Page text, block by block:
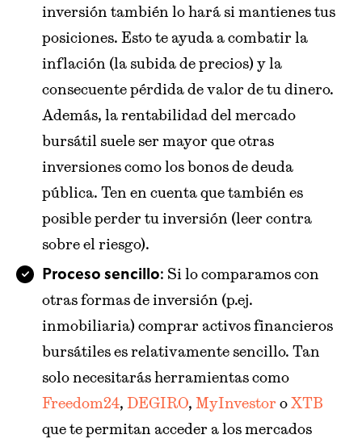
inversión también lo hará si mantienes tus
posiciones. Esto te ayuda a combatir la
inflación (la subida de precios) y la
consecuente pérdida de valor de tu dinero.
Además, la rentabilidad del mercado
bursátil suele ser mayor que otras
inversiones como los bonos de deuda
pública. Ten en cuenta que también es
posible perder tu inversión (leer contra
sobre el riesgo).
Proceso sencillo: Si lo comparamos con
otras formas de inversión (p.ej.
inmobiliaria) comprar activos financieros
bursátiles es relativamente sencillo. Tan
solo necesitarás herramientas como
Freedom24, DEGIRO, MyInvestor oXTB
que te permitan acceder a los mercados